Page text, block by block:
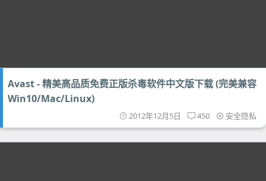
Avast - 精美高品质免费正版杀毒软件中文版下载 (完美兼容
Win10/Mac/Linux)
2012年12月5日 450 安全隐私